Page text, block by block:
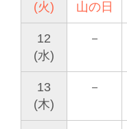
(火)
山の日
12
(水)
－
13
(木)
－